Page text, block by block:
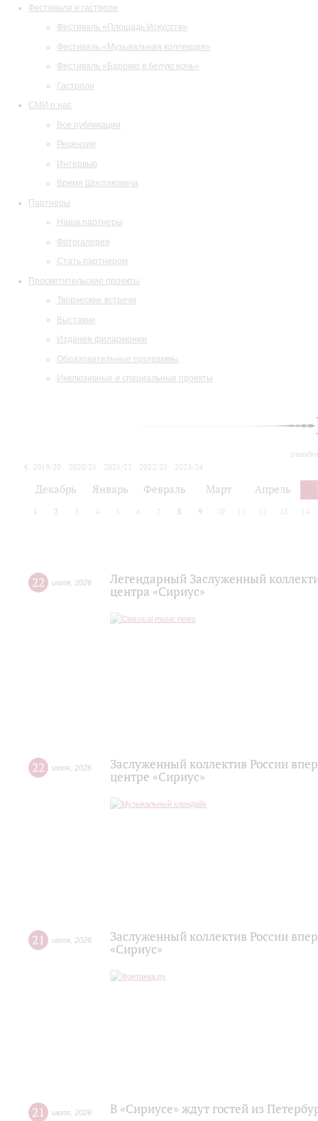
Фестивали и гастроли
Фестиваль «Площадь Искусств»
Фестиваль «Музыкальная коллекция»
Фестиваль «Барокко в белую ночь»
Гастроли
СМИ о нас
Все публикации
Рецензии
Интервью
Время Шостаковича
Партнеры
Наши партнеры
Фотогалерея
Стать партнером
Просветительские проекты
Творческие встречи
Выставки
Издания филармонии
Образовательные программы
Инклюзивные и специальные проекты
2019/20 2020/21 2021/22 2022/23
2023/24
Декабрь Январь Февраль Март Апрель
1 2 3 4 5 6 7 8 9 10 12 13 14
22 июля 2026
Легендарный Заслуженный
центра «Сириус»
22 июля 2026
Заслуженный коллектив России
центре «Сириус»
21 июля 2026
Заслуженный коллектив России
«Сириус»
21 июля 2026 В «Сириусе» ждут гостей из